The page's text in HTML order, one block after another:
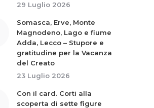
29 Luglio 2026
Somasca, Erve, Monte
Magnodeno, Lago e fiume
Adda, Lecco – Stupore e
gratitudine per la Vacanza
del Creato
23 Luglio 2026
Con il card. Corti alla
scoperta di sette figure